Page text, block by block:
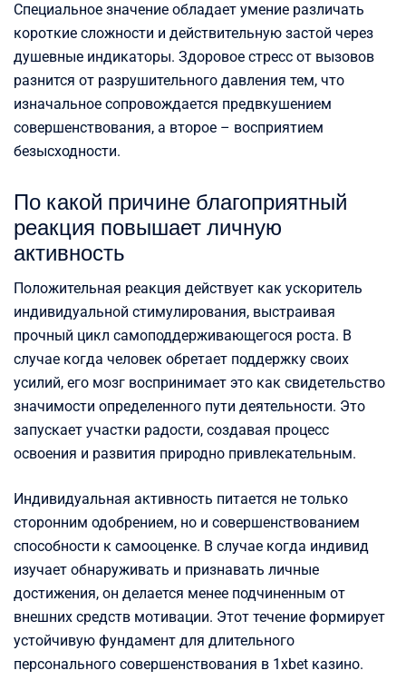
Специальное значение обладает умение различать
короткие сложности и действительную застой через
душевные индикаторы. Здоровое стресс от вызовов
разнится от разрушительного давления тем, что
изначальное сопровождается предвкушением
совершенствования, а второе – восприятием
безысходности.
По какой причине благоприятный
реакция повышает личную
активность
Положительная реакция действует как ускоритель
индивидуальной стимулирования, выстраивая
прочный цикл самоподдерживающегося роста. В
случае когда человек обретает поддержку своих
усилий, его мозг воспринимает это как свидетельство
значимости определенного пути деятельности. Это
запускает участки радости, создавая процесс
освоения и развития природно привлекательным.
Индивидуальная активность питается не только
сторонним одобрением, но и совершенствованием
способности к самооценке. В случае когда индивид
изучает обнаруживать и признавать личные
достижения, он делается менее подчиненным от
внешних средств мотивации. Этот течение формирует
устойчивую фундамент для длительного
персонального совершенствования в 1xbet казино.